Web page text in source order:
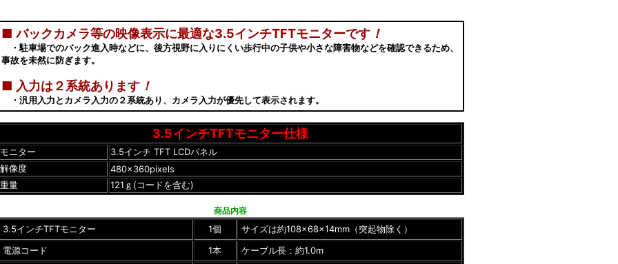
■バックカメラ等の映像表示に最適な3.5インチTFTモニターです！
・駐車場でのバック進入時などに、後方視野に入りにくい歩行中の子供や小さな障害物などを確認できるため、
事故を未然に防ぎます。
■ 入力は２系統あります！
・汎用入力とカメラ入力の２系統あり、カメラ入力が優先して表示されます。
3.5インチTFTモニター仕様
モニター
3.5インチ TFT LCDパネル
解像度
480×360pixels
重量
121ｇ(コードを含む)
商品内容
3.5インチTFTモニター 1個
サイズは約108×68×14mm（突起物除く）
電源コード
1本
ケーブル長：約1.0m